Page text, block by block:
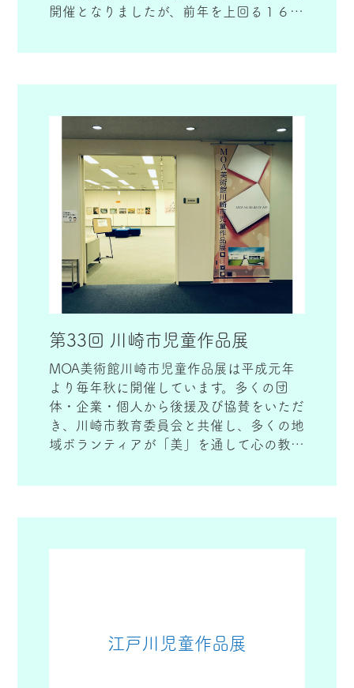
開催となりましたが、前年を上回る１６０
思います。遠方のおじい様おばあ様も見ら
第33回 川崎市児童作品展
MOA美術館川崎市児童作品展は平成元年
より毎年秋に開催しています。多くの団
体・企業・個人から後援及び協賛をいただ
き、川崎市教育委員会と共催し、多くの地
域ボランティアが「美」を通して心の教育
力して取り組んでいます。
江戸川児童作品展